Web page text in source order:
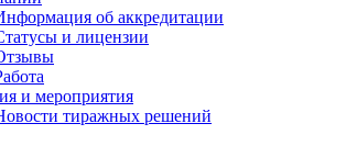
об аккредитации
и лицензии
и мероприятия
тиражных решений